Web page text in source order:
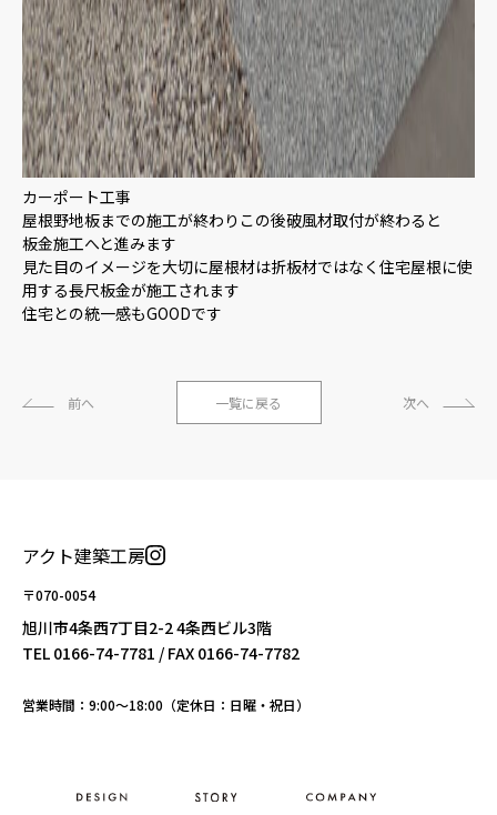
カーポート工事
屋根野地板までの施工が終わりこの後破風材取付が終わると
板金施工へと進みます
見た目のイメージを大切に屋根材は折板材ではなく住宅屋根に使
用する長尺板金が施工されます
住宅との統一感もGOODです
前へ 一覧に戻る 次へ
アクト建築工房
〒070-0054
旭川市4条西7丁目2-2 4条西ビル3階
TEL 0166-74-7781 / FAX 0166-74-7782
営業時間：9:00〜18:00（定休日：日曜・祝日）